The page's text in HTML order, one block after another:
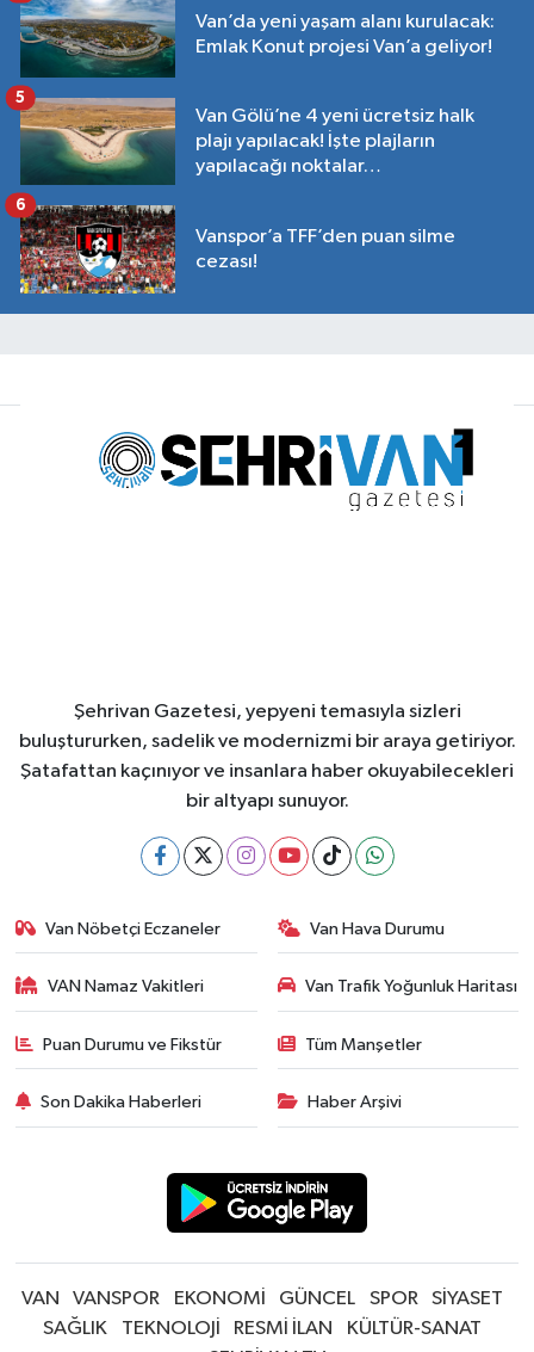
Van’da yeni yaşam alanı kurulacak:
Emlak Konut projesi Van’a geliyor!
Van Gölü’ne 4 yeni ücretsiz halk
plajı yapılacak! İşte plajların
yapılacağı noktalar…
5
Vanspor’a TFF’den puan silme
cezası!
6
Şehrivan Gazetesi, yepyeni temasıyla sizleri
buluştururken, sadelik ve modernizmi bir araya getiriyor.
Şatafattan kaçınıyor ve insanlara haber okuyabilecekleri
bir altyapı sunuyor.
Van Nöbetçi Eczaneler Van Hava Durumu
VAN Namaz Vakitleri Van Trafik Yoğunluk Haritası
Puan Durumu ve Fikstür Tüm Manşetler
Son Dakika Haberleri Haber Arşivi
VAN VANSPOR EKONOMİ GÜNCEL SPOR
SİYASET
SAĞLIK
TEKNOLOJİ RESMİ İLAN
KÜLTÜR-SANAT